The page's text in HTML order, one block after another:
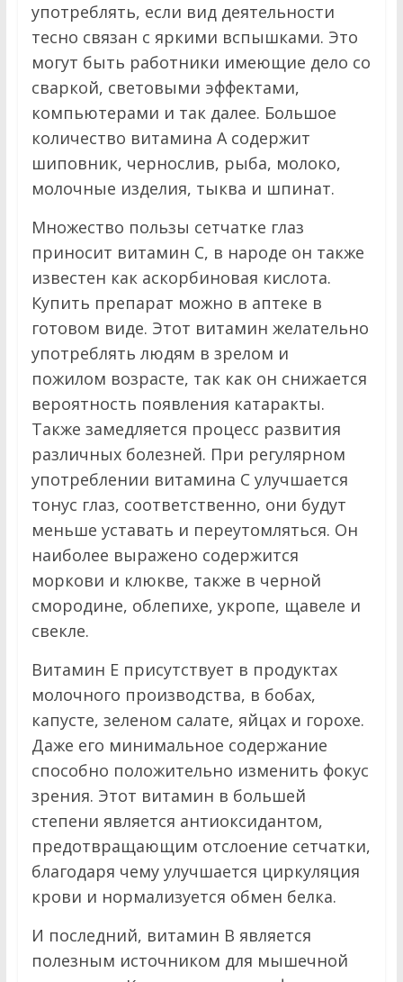
употреблять, если вид деятельности
тесно связан с яркими вспышками. Это
могут быть работники имеющие дело со
сваркой, световыми эффектами,
компьютерами и так далее. Большое
количество витамина А содержит
шиповник, чернослив, рыба, молоко,
молочные изделия, тыква и шпинат.
Множество пользы сетчатке глаз
приносит витамин С, в народе он также
известен как аскорбиновая кислота.
Купить препарат можно в аптеке в
готовом виде. Этот витамин желательно
употреблять людям в зрелом и
пожилом возрасте, так как он снижается
вероятность появления катаракты.
Также замедляется процесс развития
различных болезней. При регулярном
употреблении витамина С улучшается
тонус глаз, соответственно, они будут
меньше уставать и переутомляться. Он
наиболее выражено содержится
моркови и клюкве, также в черной
смородине, облепихе, укропе, щавеле и
свекле.
Витамин Е присутствует в продуктах
молочного производства, в бобах,
капусте, зеленом салате, яйцах и горохе.
Даже его минимальное содержание
способно положительно изменить фокус
зрения. Этот витамин в большей
степени является антиоксидантом,
предотвращающим отслоение сетчатки,
благодаря чему улучшается циркуляция
крови и нормализуется обмен белка.
И последний, витамин В является
полезным источником для мышечной